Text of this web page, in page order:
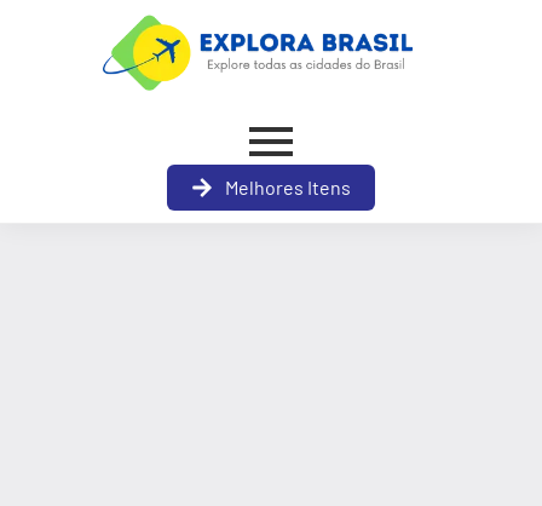
Melhores Itens